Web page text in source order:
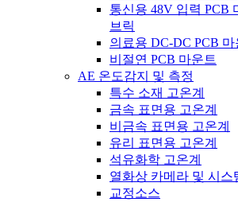
통신용 48V 입력 PCB
브릭
의료용 DC-DC PCB 마
비절연 PCB 마운트
AE 온도감지 및 측정
특수 소재 고온계
금속 표면용 고온계
비금속 표면용 고온계
유리 표면용 고온계
석유화학 고온계
열화상 카메라 및 시스
교정소스